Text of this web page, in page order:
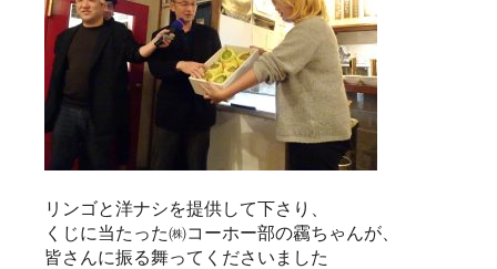
リンゴと洋ナシを提供して下さり、
くじに当たった㈱コーホー部の靏ちゃんが、
皆さんに振る舞ってくださいました